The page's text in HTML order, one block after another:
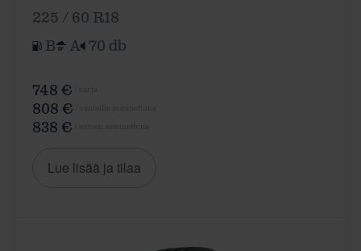
225 / 60 R18
B
A 70 db
748 €
808 €
838 €
Lue lisää ja tilaa